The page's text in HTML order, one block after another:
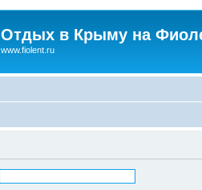
Отдых в Крыму на
www.fiolent.ru